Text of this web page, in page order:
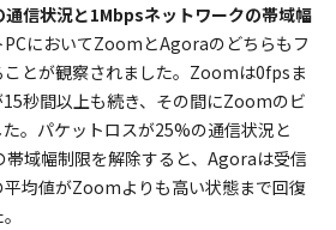
信状況と1Mbpsネットワークの帯域幅
PCにおいてZoomとAgoraのどちらもフ
ことが観察されました。Zoomは0fpsま
秒間以上も続き、その間にZoomのビ
。パケットロスが25%の通信状況と
域幅制限を解除すると、Agoraは受信
平均値がZoomよりも高い状態まで回復